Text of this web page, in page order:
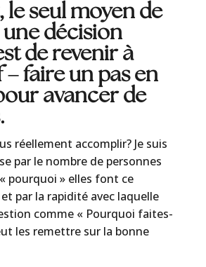
le seul moyen de
décision
de revenir à
– faire un pas en
avancer de
réellement accomplir? Je suis
par le nombre de personnes
pourquoi » elles font ce
par la rapidité avec laquelle
comme « Pourquoi faites-
les remettre sur la bonne